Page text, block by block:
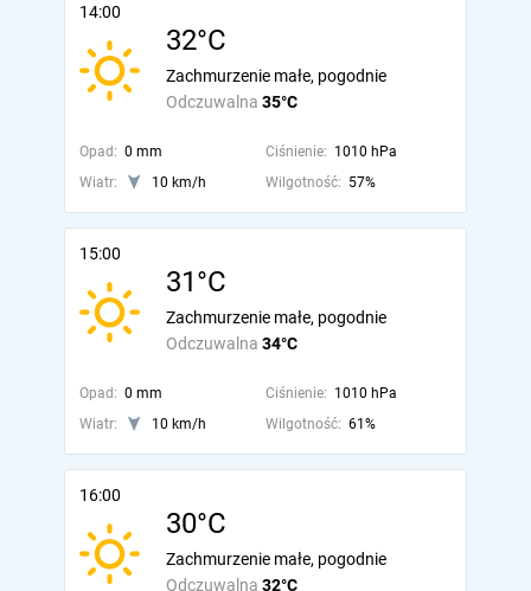
14:00
32°C
Odczuwalna 35°C
Zachmurzenie małe, pogodnie
Opad: 0 mm Ciśnienie: 1010 hPa
Wiatr:
10 km/h Wilgotność: 57%
15:00
31°C
Odczuwalna 34°C
Zachmurzenie małe, pogodnie
Opad: 0 mm Ciśnienie: 1010 hPa
Wiatr:
10 km/h Wilgotność: 61%
16:00
30°C
Odczuwalna 32°C
Zachmurzenie małe, pogodnie